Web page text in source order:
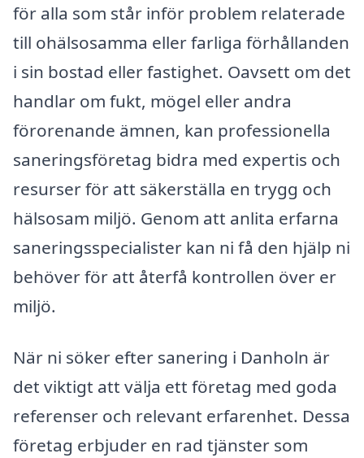
för alla som står inför problem relaterade
till ohälsosamma eller farliga förhållanden
i sin bostad eller fastighet. Oavsett om det
handlar om fukt, mögel eller andra
förorenande ämnen, kan professionella
saneringsföretag bidra med expertis och
resurser för att säkerställa en trygg och
hälsosam miljö. Genom att anlita erfarna
saneringsspecialister kan ni få den hjälp ni
behöver för att återfå kontrollen över er
miljö.
När ni söker efter sanering i Danholn är
det viktigt att välja ett företag med goda
referenser och relevant erfarenhet. Dessa
företag erbjuder en rad tjänster som